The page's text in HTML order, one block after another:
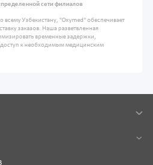
сети филиалов
Узбекистану, "Oxymed" обеспечивает
заказов. Наша разветвленная
временные задержки,
к необходимым медицинским